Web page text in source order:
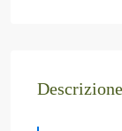
Descrizione